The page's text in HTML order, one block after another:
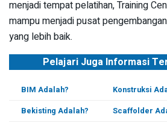
menjadi tempat pelatihan, Training
mampu menjadi pusat
yang lebih baik.
Pelajari Juga Informasi
BIM Adalah?
Konstruksi
Bekisting Adalah?
Scaffolder